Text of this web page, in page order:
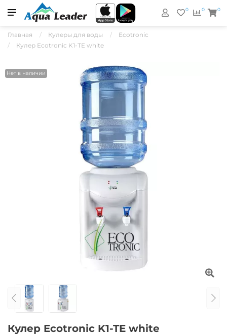
0
0 0
Главная Кулеры для воды
Ecotronic
Кулер Ecotronic K1-TE white
Нет в наличии
Кулер Ecotronic K1-TE white